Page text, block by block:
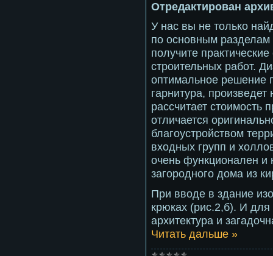
Отредактирован
У нас вы не только
по основным разделам
получите
строительных работ.
оптимальное решение
гарнитура,
рассчитает стоимость
отличается
благоустройством
входных групп и
очень функционален и
загородного дома из
При вводе в здание
крюках (рис.2,б). И
архитектура и
Читать дальше »